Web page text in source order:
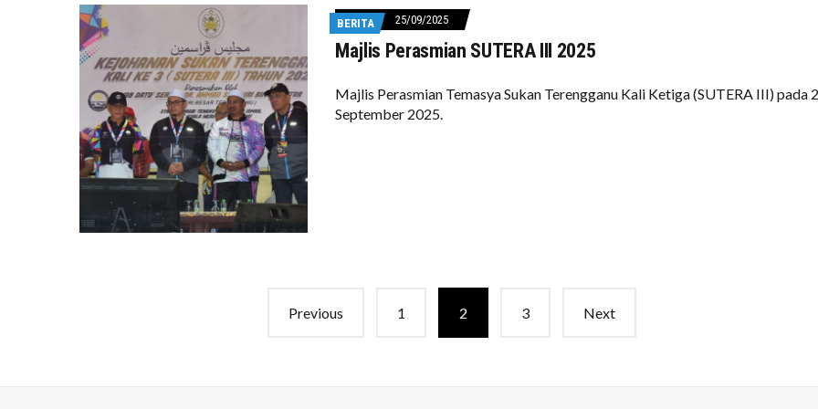
BERITA 25/09/2025
Majlis Perasmian SUTERA III 2025
Majlis Perasmian Temasya Sukan Terengganu Kali Ketiga (SUTERA III) pada
September 2025.
Previous 1 2 3 Next